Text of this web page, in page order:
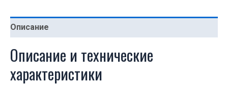
Описание
Описание и технические
характеристики